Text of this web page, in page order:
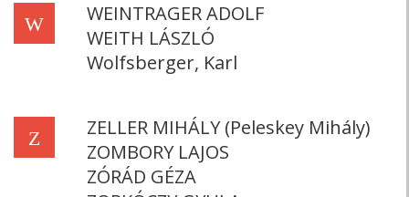
W
WEINTRAGER ADOLF
WEITH LÁSZLÓ
Wolfsberger, Karl
Z
ZELLER MIHÁLY (Peleskey Mihály)
ZOMBORY LAJOS
ZÓRÁD GÉZA